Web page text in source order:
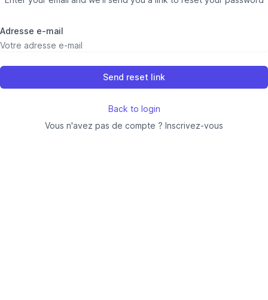
Adresse e-mail
Send reset link
Back to login
Vous n'avez pas de compte ? Inscrivez-vous